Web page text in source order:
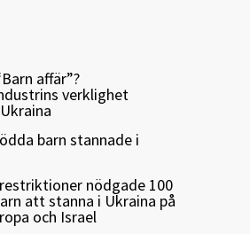
affär”?
verklighet
barn stannade i
nödgade 100
att stanna i Ukraina på
och Israel